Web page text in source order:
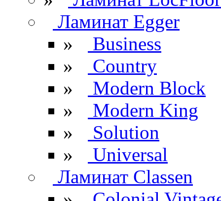
Ламинат Egger
»
Business
»
Country
»
Modern Block
»
Modern King
»
Solution
»
Universal
Ламинат Classen